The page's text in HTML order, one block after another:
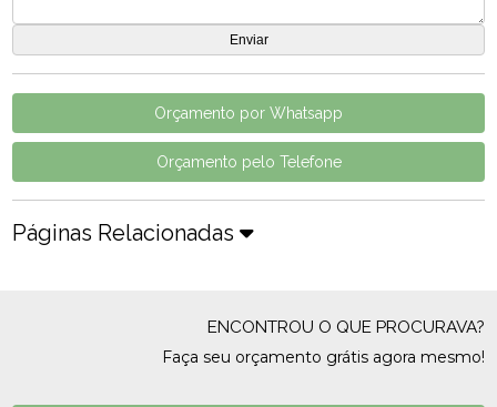
Orçamento por Whatsapp
Orçamento pelo Telefone
Páginas Relacionadas
ENCONTROU O QUE PROCURAVA?
Faça seu orçamento grátis agora mesmo!